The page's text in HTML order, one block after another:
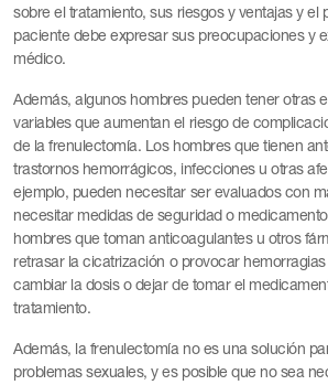
sobre el tratamiento, sus riesgos y ventajas y el
paciente debe expresar sus preocupaciones y
médico.
Además, algunos hombres pueden tener otras
variables que aumentan el riesgo de
de la frenulectomía. Los hombres que tienen
trastornos hemorrágicos, infecciones u otras
ejemplo, pueden necesitar ser evaluados con
necesitar medidas de seguridad o
hombres que toman anticoagulantes u otros
retrasar la cicatrización o provocar
cambiar la dosis o dejar de tomar el
tratamiento.
Además, la frenulectomía no es una solución
problemas sexuales, y es posible que no sea